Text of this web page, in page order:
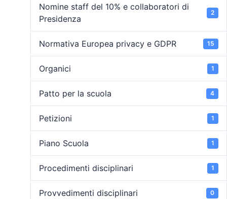
Nomine staff del 10% e collaboratori di
Presidenza
2
Normativa Europea privacy e GDPR 15
Organici 1
Patto per la scuola 4
Petizioni 1
Piano Scuola 1
Procedimenti disciplinari 1
Provvedimenti disciplinari 0